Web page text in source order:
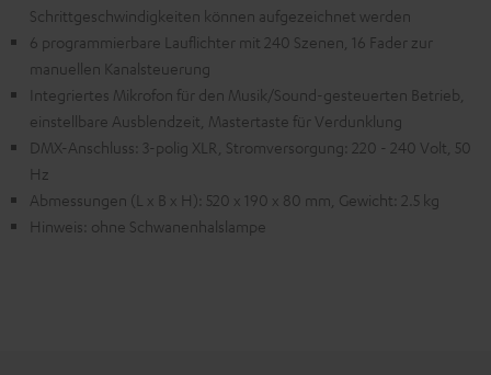
Schrittgeschwindigkeiten können aufgezeichnet werden
6 programmierbare Lauflichter mit 240 Szenen, 16 Fader zur
manuellen Kanalsteuerung
Integriertes Mikrofon für den Musik/Sound-gesteuerten Betrieb,
einstellbare Ausblendzeit, Mastertaste für Verdunklung
DMX-Anschluss: 3-polig XLR, Stromversorgung: 220 - 240 Volt, 50
Hz
Abmessungen (L x B x H): 520 x 190 x 80 mm, Gewicht: 2.5 kg
Hinweis: ohne Schwanenhalslampe